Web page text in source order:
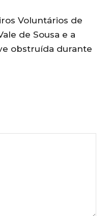
Voluntários de
de Sousa e a
obstruída durante